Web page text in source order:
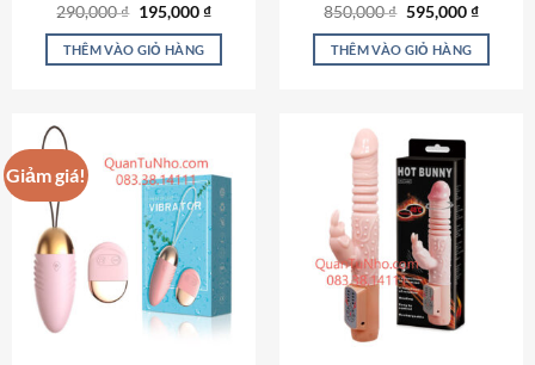
Được xếp
hạng4.64
5 sao
290,000₫ Giá
là:
290,000 ₫.
195,000₫Giá
tại
THÊM VÀO GIỎ HÀNG
Được xếp
hạng4.69
5 sao
850,000₫ Giá
là:
850,000 ₫.
595,000₫Giá
tại
THÊM VÀO GIỎ HÀNG
Giảm giá!